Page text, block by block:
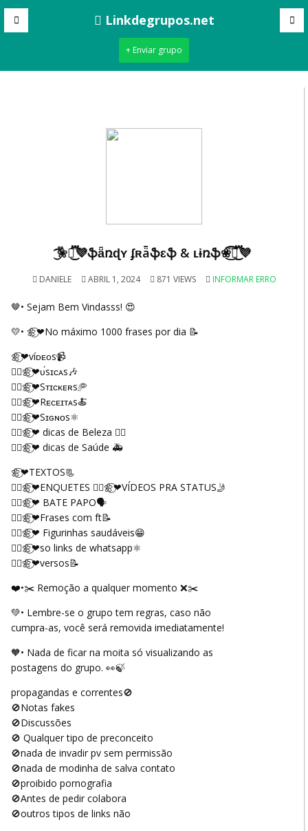
Linkdegrupos.net
+ Enviar grupo
❀֟፝֟፝͜͜͡͡͡💜ֆǟռɖʏ ʄʀǟֆɛֆ & ʟɨռӄֆ❀֟፝֟፝͜͜͡͡͡💜
DANIELE ABRIL 1, 2024 871 VIEWS INFORMAR ERRO
🤎• Sejam Bem Vindasss! 😍
💛• 🌼⃝❤︎︎No máximo 1000 frases por dia 📝
🌼⃝❤︎︎víᴅᴇᴏs📹
❤︎︎⃝🌼⃝❤︎︎ᴜ́sɪᴄᴀs🎶
❤︎︎⃝🌼⃝❤︎︎Sᴛɪᴄᴋᴇʀs🥏
❤︎︎⃝🌼⃝❤︎︎Rᴇᴄᴇɪᴛᴀs🍝
❤︎︎⃝🌼⃝❤︎︎Sɪɢɴᴏs⚛️
❤︎︎⃝🌼⃝❤︎︎ dicas de Beleza 💇‍♀️
❤︎︎⃝🌼⃝❤︎︎ dicas de Saúde 🚑
🌼⃝❤︎︎TEXTOS📃
❤︎︎⃝🌼⃝❤︎︎ENQUETES ❤︎︎⃝🌼⃝❤︎︎VÍDEOS PRA STATUS🤳
❤︎︎⃝🌼⃝❤︎︎ BATE PAPO🗣️
❤︎︎⃝🌼⃝❤︎︎Frases com ft📝
❤︎︎⃝🌼⃝❤︎︎ Figurinhas saudáveis😁
❤︎︎⃝🌼⃝❤︎︎so links de whatsapp⚛
❤︎︎⃝🌼⃝❤︎︎versos📝
❤️•✂️ Remoção a qualquer momento ❌✂️
💚• Lembre-se o grupo tem regras, caso não
cumpra-as, você será removida imediatamente!
🧡• Nada de ficar na moita só visualizando as
postagens do grupo. 👀🍃
propagandas e correntes🚫
🚫Notas fakes
🚫Discussões
🚫 Qualquer tipo de preconceito
🚫nada de invadir pv sem permissão
🚫nada de modinha de salva contato
🚫proibido pornografia
🚫Antes de pedir colabora
🚫outros tipos de links não